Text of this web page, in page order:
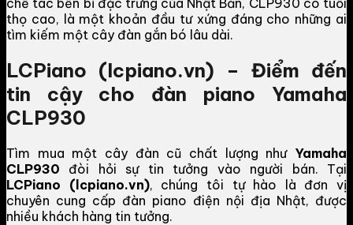
chế tác bền bỉ đặc trưng của Nhật Bản, CLP930 có tuổi
thọ cao, là một khoản đầu tư xứng đáng cho những ai
tìm kiếm một cây đàn gắn bó lâu dài.
LCPiano (lcpiano.vn) – Điểm đến
tin cậy cho đàn piano Yamaha
CLP930
Tìm mua một cây đàn cũ chất lượng như Yamaha
CLP930 đòi hỏi sự tin tưởng vào người bán. Tại
LCPiano (lcpiano.vn), chúng tôi tự hào là đơn vị
chuyên cung cấp đàn piano điện nội địa Nhật, được
nhiều khách hàng tin tưởng.